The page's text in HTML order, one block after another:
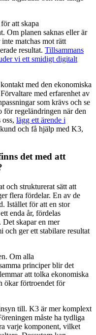
att skapa
Om planen saknas eller är
matchas mot rätt
resultat. Tillsammans
vi ett smidigt digitalt
med den ekonomiska
med erfarenhet av
som krävs och se
för regeländringen när den
lägg ett ärende i
och få hjälp med K3,
det med att
och strukturerat sätt att
flera fördelar. En av de
Istället för att en stor
enda år, fördelas
skapar en mer
och ger ett stabilare resultat
Om alla
principer blir det
att tolka ekonomiska
ökar förtroendet för
till. K3 är mer komplext
måste ha tydliga
varje komponent, vilket